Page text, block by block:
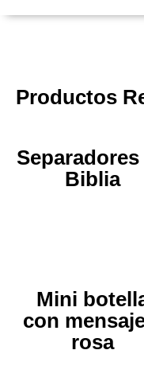
Productos
Separadores
Biblia
Mini
con
rosa